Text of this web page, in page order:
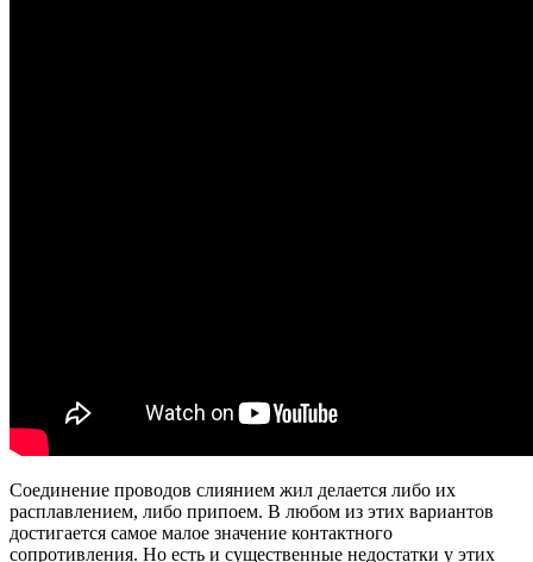
Соединение проводов слиянием жил делается либо их
расплавлением, либо припоем. В любом из этих вариантов
достигается самое малое значение контактного
сопротивления. Но есть и существенные недостатки у этих